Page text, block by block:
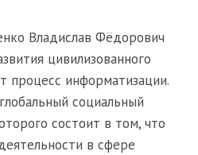
Владислав Фёдорович
цивилизованного
процесс информатизации.
социальный
состоит в том, что
в сфере